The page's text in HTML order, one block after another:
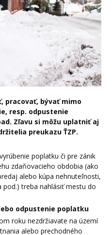
pracovať, bývať mimo
resp. odpustenie
Zľavu si môžu uplatniť aj
preukazu ŤZP.
poplatku či pre zánik
zdaňovacieho obdobia (ako
alebo kúpa nehnuteľnosti,
treba nahlásiť mestu do
odpustenie poplatku
roku nezdržiavate na území
alebo prechodného